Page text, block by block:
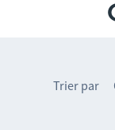
Trier par